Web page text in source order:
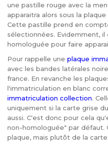
une pastille rouge avec la
apparaitra alors sous la
Cette pastille prend en
sélectionnées. Evidemment, il
homologuée pour faire
Pour rappelle une plaque
avec les bandes latérales
france. En revanche les
l'immatriculation en blanc
immatriculation collection.
uniquement si la carte grise
aussi. C'est donc pour cela
non-homologuée" par défaut.
plaque, mais plutôt de la